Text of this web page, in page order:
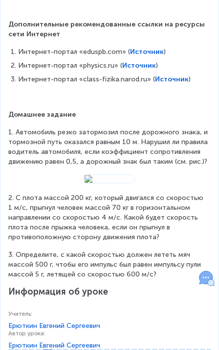
1'
m
_
1
\
d
o
1'
ri
g
h
t)
с
}
\
r
i
t
)
Дополнительные рекомендованные ссылки на ресурсы
сети Интернет
Интернет-портал «eduspb.com» (Источник)
Интернет-портал «physics.ru» (Источник)
Интернет-портал «class-fizika.narod.ru» (Источник)
Домашнее задание
1. Автомобиль резко затормозил после дорожного знака, и
тормозной путь оказался равным 10 м. Нарушил ли правила
водитель автомобиля, если коэффициент сопротивления
движению равен 0,5, а дорожный знак был таким (см. рис.)?
2. С плота массой 200 кг, который двигался со скоростью
1 м/с, прыгнул человек массой 70 кг в горизонтальном
направлении со скоростью 4 м/с. Какой будет скорость
плота после прыжка человека, если он прыгнул в
противоположную сторону движения плота?
3. Определите, с какой скоростью должен лететь мяч
массой 500 г, чтобы его импульс был равен импульсу пули
массой 5 г, летящей со скоростью 600 м/с?
Информация об уроке
Учитель:
Ерюткин Евгений Сергеевич
Автор урока:
Ерюткин Евгений Сергеевич